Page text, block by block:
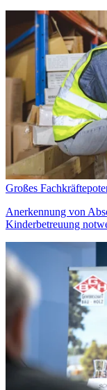
Großes
Anerkennung von
Kinderbetreuung